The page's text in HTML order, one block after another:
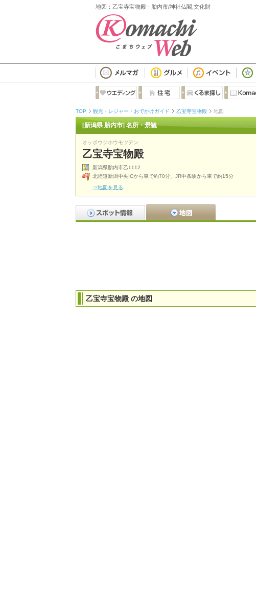
地図：乙宝寺宝物殿 - 胎内市/神社仏閣,文化財
TOP 観光・レジャー・おでかけガイド 乙宝寺宝物殿 地図
[新潟県 胎内市] 名所・景観
オッポウジホウモツデン
乙宝寺宝物殿
新潟県胎内市乙1112
北陸道新潟中央ICから車で約70分、JR中条駅から車で約15分
⇒地図を見る
乙宝寺宝物殿 の地図